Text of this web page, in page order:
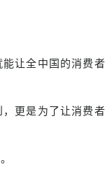
让全中国的消费
更是为了让消费